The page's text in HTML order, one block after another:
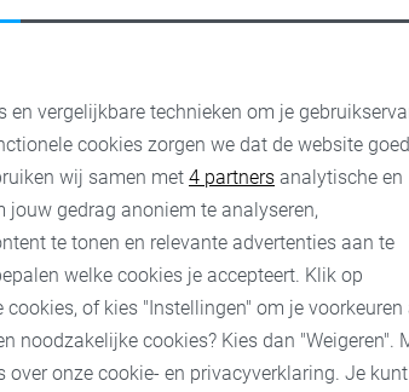
vesten PME legend vesten NO-
Marketing cookies
en vergelijkbare technieken om je
cookies zorgen we dat de website goed
wij samen met 4 partners analytische en
jouw gedrag anoniem te analyseren,
te tonen en relevante advertenties aan te
welke cookies je accepteert. Klik op
cookies, of kies "Instellingen" om je voorkeuren
noodzakelijke cookies? Kies dan "Weigeren".
over onze cookie- en privacyverklaring. Je